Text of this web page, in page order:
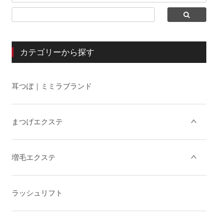
カテゴリーから探す
耳つぼ｜ミミラブランド
まつげエクステ
増毛エクステ
ラッシュリフト